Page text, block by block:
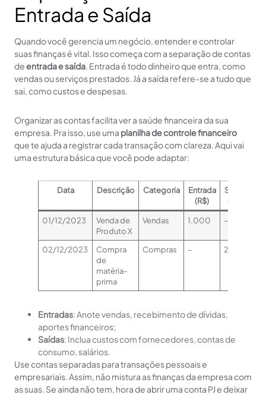
Entrada e Saída
Quando você gerencia um negócio, entender e controlar
suas finanças é vital. Isso começa com a separação de contas
deentrada e saída. Entrada é todo dinheiro que entra, como
vendas ou serviços prestados. Já a saída refere-se a tudo que
sai, como custos e despesas.
Organizar as contas facilita ver a saúde financeira da sua
empresa. Pra isso, use uma planilha de controle financeiro
que te ajuda a registrar cada transação com clareza. Aqui vai
uma estrutura básica que você pode adaptar:
Data Descrição Categoria
Entrada
(R$)
Saída
(R$)
01/12/2023
Venda de
Produto X
Vendas 1.000 –
02/12/2023
Compra
de
matéria-
prima
Compras – 250
Entradas: Anote vendas, recebimento de dívidas,
aportes financeiros;
Saídas: Inclua custos com fornecedores, contas de
consumo, salários.
Use contas separadas para transações pessoais e
empresariais. Assim, não mistura as finanças da empresa com
as suas. Se ainda não tem, hora de abrir uma conta PJ e deixar